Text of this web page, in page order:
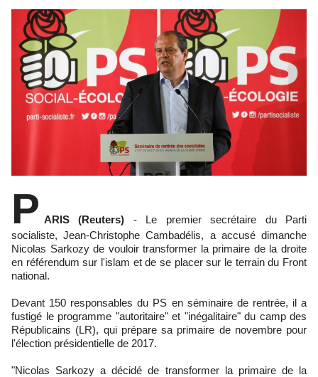
P ARIS (Reuters) - Le premier secrétaire du Parti
socialiste, Jean-Christophe Cambadélis, a accusé dimanche
Nicolas Sarkozy de vouloir transformer la primaire de la droite
en référendum sur l'islam et de se placer sur le terrain du Front
national.
Devant 150 responsables du PS en séminaire de rentrée, il a
fustigé le programme "autoritaire" et "inégalitaire" du camp des
Républicains (LR), qui prépare sa primaire de novembre pour
l'élection présidentielle de 2017.
"Nicolas Sarkozy a décidé de transformer la primaire de la